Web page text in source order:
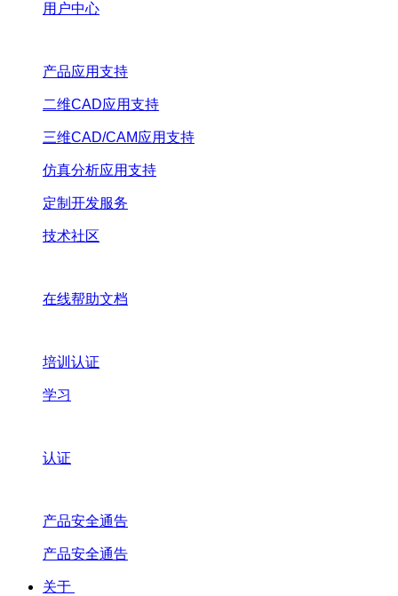
用户中心
产品应用支持
二维CAD应用支持
三维CAD/CAM应用支持
仿真分析应用支持
定制开发服务
技术社区
在线帮助文档
培训认证
学习
认证
产品安全通告
产品安全通告
关于